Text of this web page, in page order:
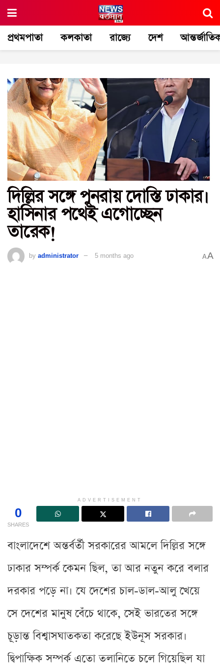
প্রথমপাতা কলকাতা রাজ্যে দেশ
দিল্লির সঙ্গে পুনরায় দোস্তি ঢাকার।
হাসিনার পথেই এগোচ্ছেন
তারেক!
by administrator 5 months ago AA
ADVERTISEMENT
0
SHARES
বাংলাদেশে অন্তর্বর্তী সরকারের আমলে দিল্লির সঙ্গে
ঢাকার সম্পর্ক কেমন ছিল, তা আর নতুন করে বলার
দরকার পড়ে না। যে দেশের চাল-ডাল-আলু খেয়ে
সে দেশের মানুষ বেঁচে থাকে, সেই ভারতের সঙ্গে
চূড়ান্ত বিশ্বাসঘাতকতা করেছে ইউনূস সরকার।
দ্বিপাক্ষিক সম্পর্ক এতো তলানিতে চলে গিয়েছিল যা